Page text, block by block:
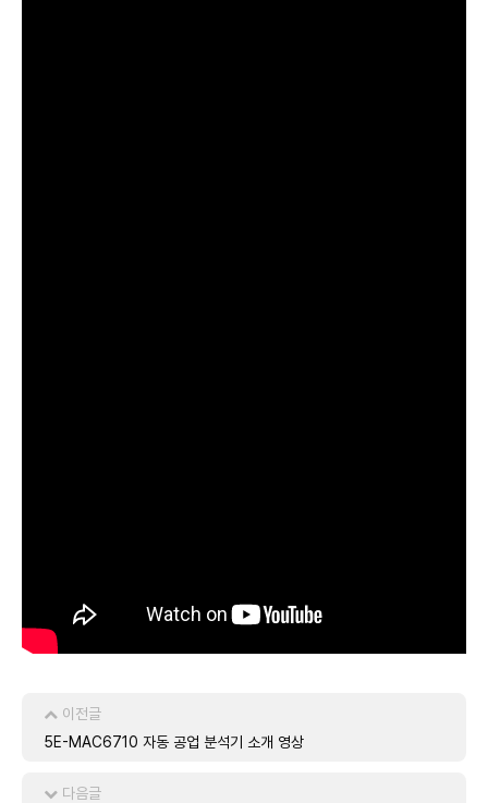
이전글
5E-MAC6710 자동 공업 분석기 소개 영상
다음글